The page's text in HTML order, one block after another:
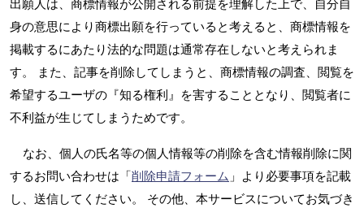
出願人は、商標情報が公開される前提を理解した上で、自分自
身の意思により商標出願を行っていると考えると、商標情報を
掲載するにあたり法的な問題は通常存在しないと考えられま
す。 また、記事を削除してしまうと、商標情報の調査、閲覧を
希望するユーザの『知る権利』を害することとなり、閲覧者に
不利益が生じてしまうためです。
なお、個人の氏名等の個人情報等の削除を含む情報削除に関
するお問い合わせは「削除申請フォーム 」より必要事項を記載
し、送信してください。 その他、本サービスについてお気づき